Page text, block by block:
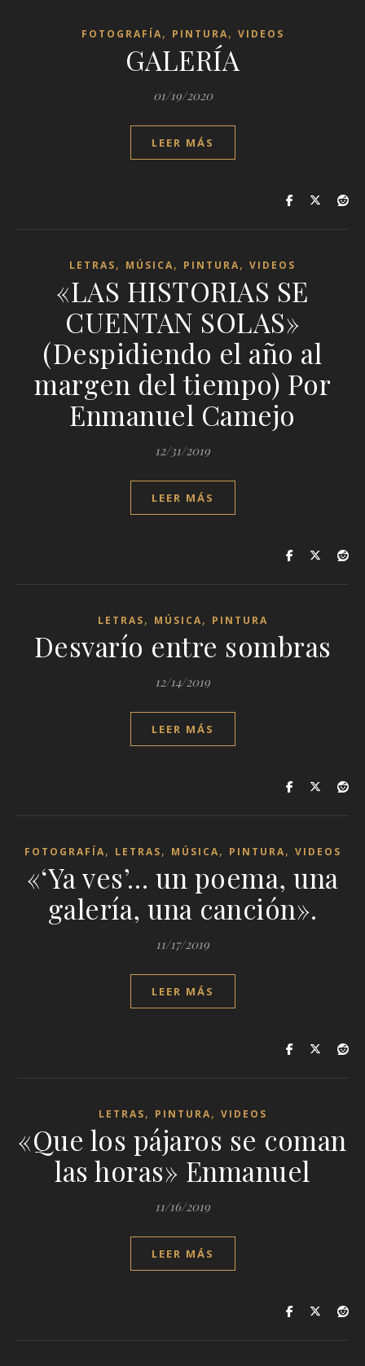
FOTOGRAFÍA, PINTURA, VIDEOS
GALERÍA
01/19/2020
LEER MÁS
LETRAS, MÚSICA, PINTURA, VIDEOS
«LAS HISTORIAS SE
CUENTAN SOLAS»
(Despidiendo el año al
margen del tiempo) Por
Enmanuel Camejo
12/31/2019
LEER MÁS
LETRAS, MÚSICA, PINTURA
Desvarío entre sombras
12/14/2019
LEER MÁS
FOTOGRAFÍA, LETRAS, MÚSICA, PINTURA, VIDEOS
«‘Ya ves’… un poema, una
galería, una canción».
11/17/2019
LEER MÁS
LETRAS, PINTURA, VIDEOS
«Que los pájaros se coman
las horas» Enmanuel
11/16/2019
LEER MÁS